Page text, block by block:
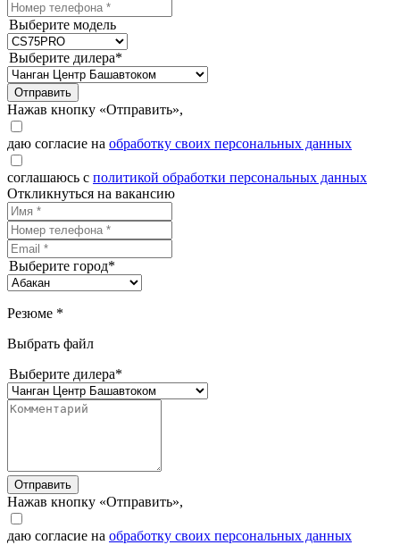
Выберите модель
Выберите дилера*
Отправить
Нажав кнопку «Отправить»,
даю согласие на обработку своих персональных данных
соглашаюсь с политикой обработки персональных данных
Откликнуться на вакансию
Выберите город*
Резюме *
Выбрать файл
Выберите дилера*
Отправить
Нажав кнопку «Отправить»,
даю согласие на обработку своих персональных данных